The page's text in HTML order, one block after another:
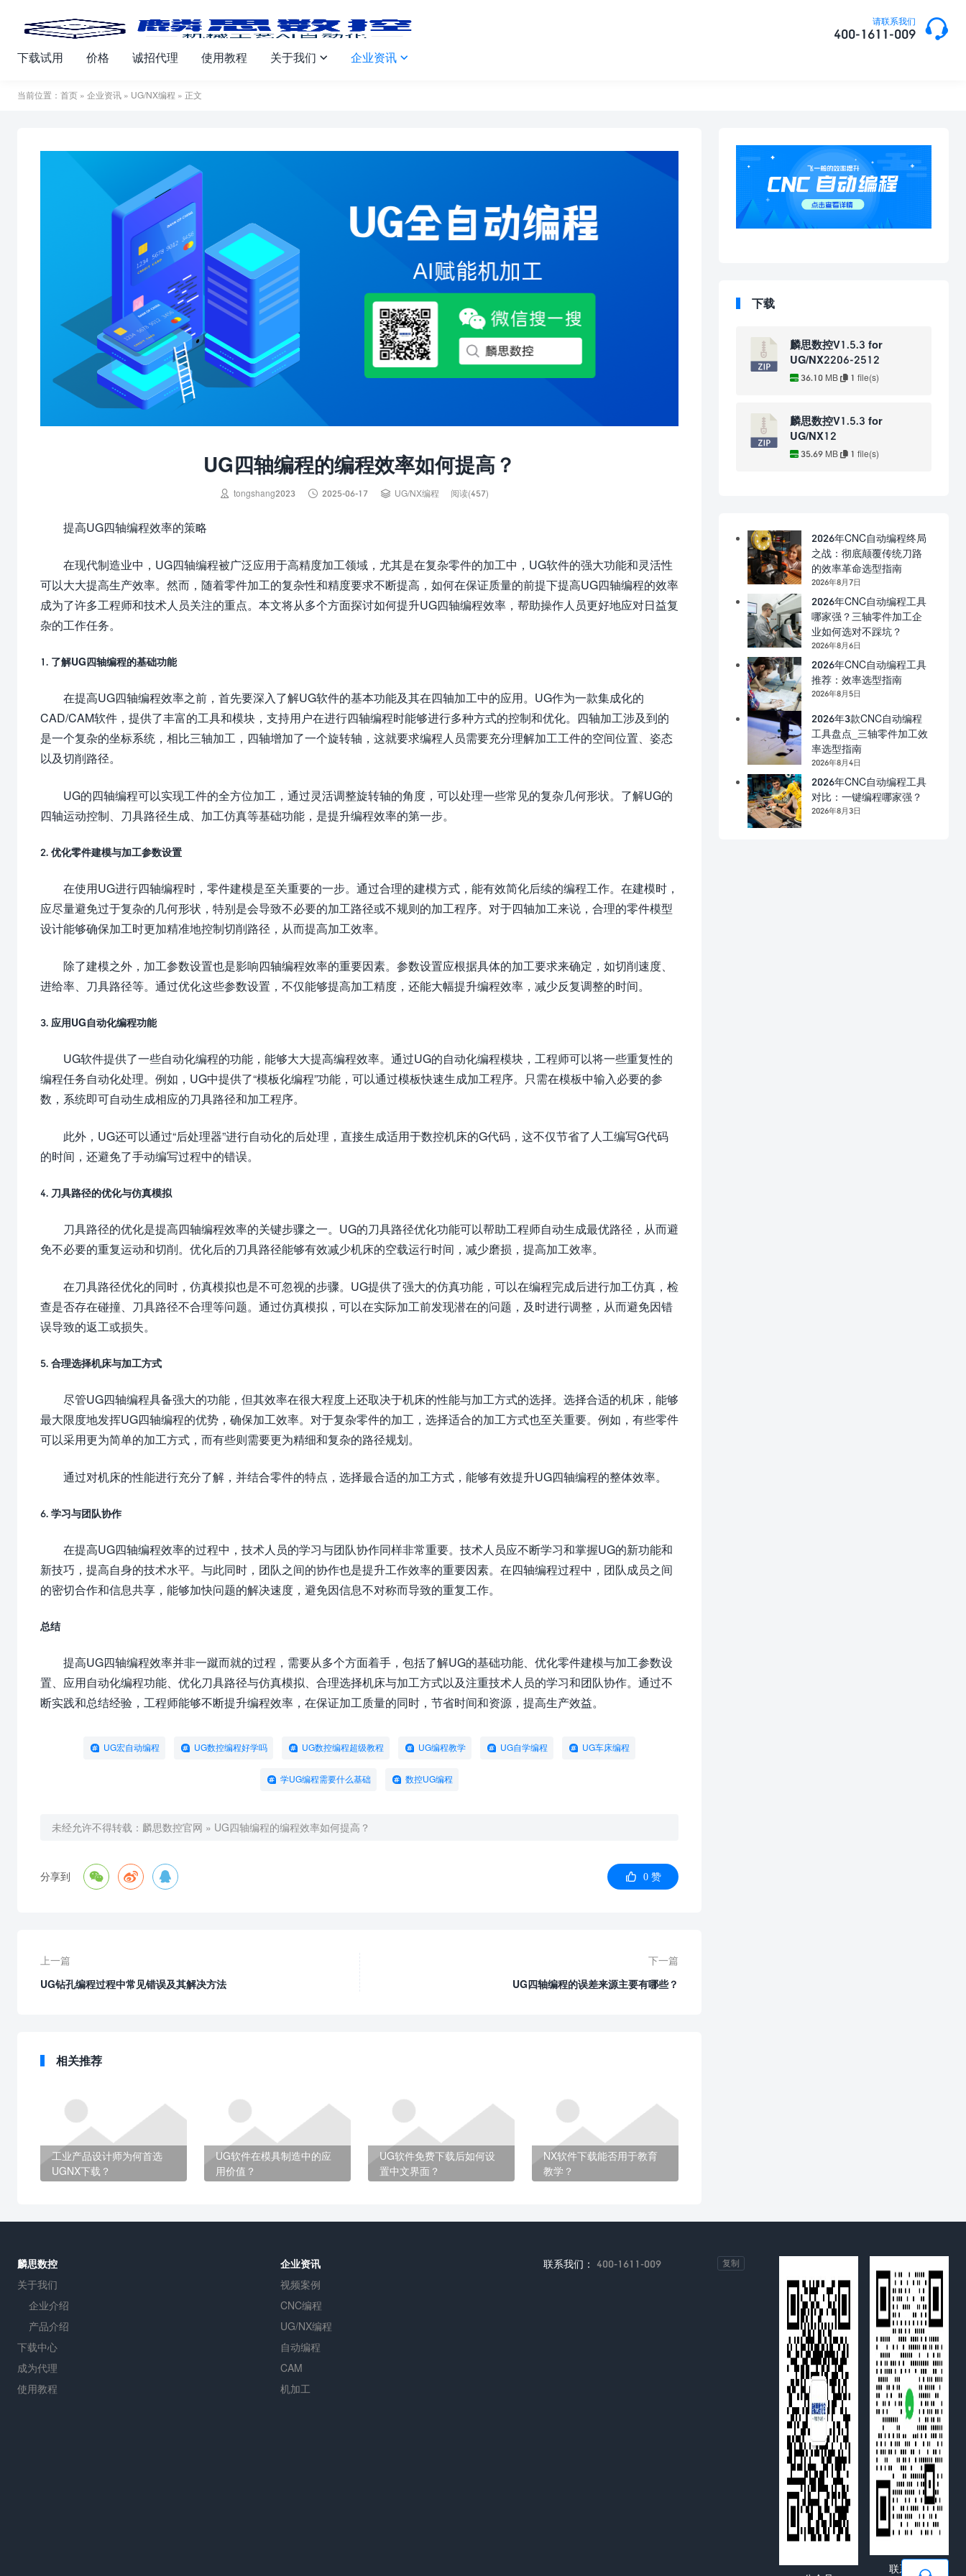
请联系我们
400-1611-009 
下载试用 价格 诚招代理 使用教程 关于我们  企业资讯 
当前位置： 首页 » 企业资讯 » UG/NX编程 » 正文
UG四轴编程的编程效率如何提高？
 tongshang2023  2025-06-17  UG/NX编程 阅读(457)
提高UG四轴编程效率的策略
在现代制造业中，UG四轴编程被广泛应用于高精度加工领域，尤其是在复杂零件的加工中，UG软件的强大功能和灵活性
可以大大提高生产效率。然而，随着零件加工的复杂性和精度要求不断提高，如何在保证质量的前提下提高UG四轴编程的效率
成为了许多工程师和技术人员关注的重点。本文将从多个方面探讨如何提升UG四轴编程效率，帮助操作人员更好地应对日益复
杂的工作任务。
1. 了解UG四轴编程的基础功能
在提高UG四轴编程效率之前，首先要深入了解UG软件的基本功能及其在四轴加工中的应用。UG作为一款集成化的
CAD/CAM软件，提供了丰富的工具和模块，支持用户在进行四轴编程时能够进行多种方式的控制和优化。四轴加工涉及到的
是一个复杂的坐标系统，相比三轴加工，四轴增加了一个旋转轴，这就要求编程人员需要充分理解加工工件的空间位置、姿态
以及切削路径。
UG的四轴编程可以实现工件的全方位加工，通过灵活调整旋转轴的角度，可以处理一些常见的复杂几何形状。了解UG的
四轴运动控制、刀具路径生成、加工仿真等基础功能，是提升编程效率的第一步。
2. 优化零件建模与加工参数设置
在使用UG进行四轴编程时，零件建模是至关重要的一步。通过合理的建模方式，能有效简化后续的编程工作。在建模时，
应尽量避免过于复杂的几何形状，特别是会导致不必要的加工路径或不规则的加工程序。对于四轴加工来说，合理的零件模型
设计能够确保加工时更加精准地控制切削路径，从而提高加工效率。
除了建模之外，加工参数设置也是影响四轴编程效率的重要因素。参数设置应根据具体的加工要求来确定，如切削速度、
进给率、刀具路径等。通过优化这些参数设置，不仅能够提高加工精度，还能大幅提升编程效率，减少反复调整的时间。
3. 应用UG自动化编程功能
UG软件提供了一些自动化编程的功能，能够大大提高编程效率。通过UG的自动化编程模块，工程师可以将一些重复性的
编程任务自动化处理。例如，UG中提供了“模板化编程”功能，可以通过模板快速生成加工程序。只需在模板中输入必要的参
数，系统即可自动生成相应的刀具路径和加工程序。
此外，UG还可以通过“后处理器”进行自动化的后处理，直接生成适用于数控机床的G代码，这不仅节省了人工编写G代码
的时间，还避免了手动编写过程中的错误。
4. 刀具路径的优化与仿真模拟
刀具路径的优化是提高四轴编程效率的关键步骤之一。UG的刀具路径优化功能可以帮助工程师自动生成最优路径，从而避
免不必要的重复运动和切削。优化后的刀具路径能够有效减少机床的空载运行时间，减少磨损，提高加工效率。
在刀具路径优化的同时，仿真模拟也是不可忽视的步骤。UG提供了强大的仿真功能，可以在编程完成后进行加工仿真，检
查是否存在碰撞、刀具路径不合理等问题。通过仿真模拟，可以在实际加工前发现潜在的问题，及时进行调整，从而避免因错
误导致的返工或损失。
5. 合理选择机床与加工方式
尽管UG四轴编程具备强大的功能，但其效率在很大程度上还取决于机床的性能与加工方式的选择。选择合适的机床，能够
最大限度地发挥UG四轴编程的优势，确保加工效率。对于复杂零件的加工，选择适合的加工方式也至关重要。例如，有些零件
可以采用更为简单的加工方式，而有些则需要更为精细和复杂的路径规划。
通过对机床的性能进行充分了解，并结合零件的特点，选择最合适的加工方式，能够有效提升UG四轴编程的整体效率。
6. 学习与团队协作
在提高UG四轴编程效率的过程中，技术人员的学习与团队协作同样非常重要。技术人员应不断学习和掌握UG的新功能和
新技巧，提高自身的技术水平。与此同时，团队之间的协作也是提升工作效率的重要因素。在四轴编程过程中，团队成员之间
的密切合作和信息共享，能够加快问题的解决速度，避免因信息不对称而导致的重复工作。
总结
提高UG四轴编程效率并非一蹴而就的过程，需要从多个方面着手，包括了解UG的基础功能、优化零件建模与加工参数设
置、应用自动化编程功能、优化刀具路径与仿真模拟、合理选择机床与加工方式以及注重技术人员的学习和团队协作。通过不
断实践和总结经验，工程师能够不断提升编程效率，在保证加工质量的同时，节省时间和资源，提高生产效益。
UG宏自动编程 UG数控编程好学吗 UG数控编程超级教程 UG编程教学 UG自学编程 UG车床编程
学UG编程需要什么基础 数控UG编程
未经允许不得转载： 麟思数控官网 » UG四轴编程的编程效率如何提高？
分享到     0 赞
上一篇
UG钻孔编程过程中常见错误及其解决方法
下一篇
UG四轴编程的误差来源主要有哪些？
相关推荐
工业产品设计师为何首选
UGNX下载？
UG软件在模具制造中的应
用价值？
UG软件免费下载后如何设
置中文界面？
NX软件下载能否用于教育
教学？
下载
麟思数控V1.5.3 for
UG/NX2206-2512
36.10 MB 1 file(s)
麟思数控V1.5.3 for
UG/NX12
35.69 MB 1 file(s)
2026年CNC自动编程终局
之战：彻底颠覆传统刀路
的效率革命选型指南
2026年8月7日
2026年CNC自动编程工具
哪家强？三轴零件加工企
业如何选对不踩坑？
2026年8月6日
2026年CNC自动编程工具
推荐：效率选型指南
2026年8月5日
2026年3款CNC自动编程
工具盘点_三轴零件加工效
率选型指南
2026年8月4日
2026年CNC自动编程工具
对比：一键编程哪家强？
2026年8月3日
麟思数控
关于我们
企业介绍
产品介绍
下载中心
成为代理
使用教程
企业资讯
视频案例
CNC编程
UG/NX编程
自动编程
CAM
机加工
联系我们： 400-1611-009 复制
联系客服